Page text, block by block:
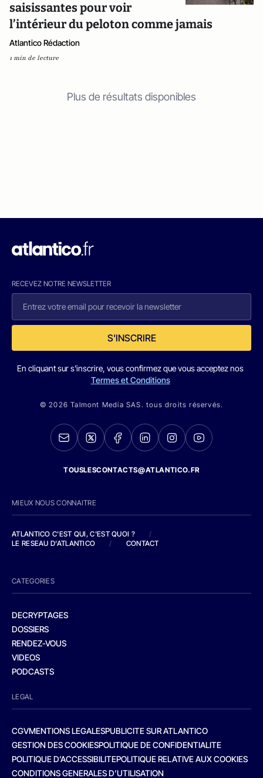
saisissantes pour voir
l’intérieur du peloton comme jamais
Atlantico Rédaction
1 min de lecture
Plus de résultats disponibles
RECEVEZ NOTRE NEWSLETTER
S'INSCRIRE
En cliquant sur s'inscrire, vous confirmez que vous acceptez nos
Termes et Conditions
© 2026 Talmont Media SAS. tous droits réservés.
TOUSLESCONTACTS@ATLANTICO.FR
MIEUX NOUS CONNAITRE
ATLANTICO C'EST QUI, C'EST QUOI ?
/
LE RESEAU D'ATLANTICO
/ CONTACT
CATEGORIES
DECRYPTAGES
DOSSIERS
RENDEZ-VOUS
VIDEOS
PODCASTS
LEGAL
CGVMENTIONS LEGALESPUBLICITE SUR ATLANTICO
GESTION DES COOKIESPOLITIQUE DE CONFIDENTIALITE
POLITIQUE D’ACCESSIBILITEPOLITIQUE RELATIVE AUX COOKIES
CONDITIONS GENERALES D’UTILISATION